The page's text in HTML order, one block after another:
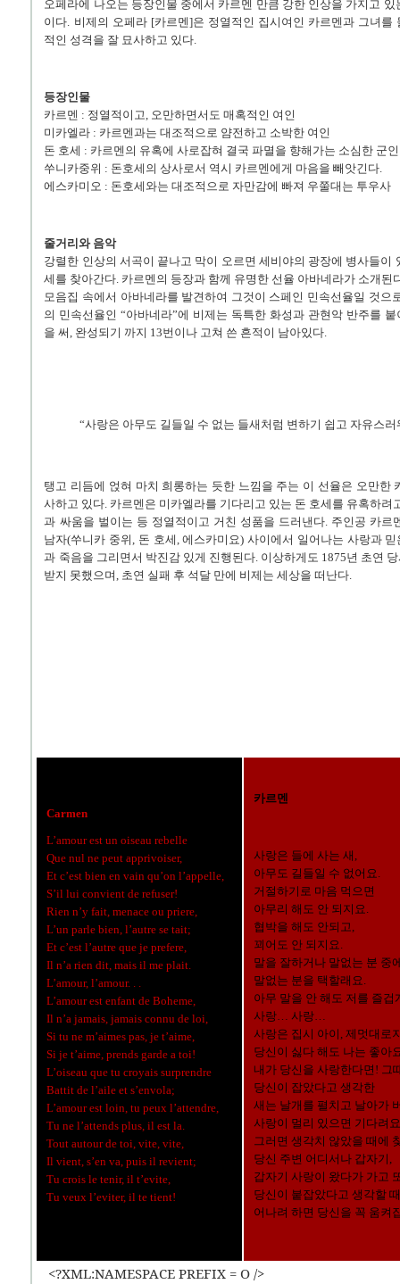
오페라에 나오는 등장인물 중에서 카르멘 만큼 강한 인상을 가지고 있
이다. 비제의 오페라 [카르멘]은 정열적인 집시여인 카르멘과 그녀를
적인 성격을 잘 묘사하고 있다.
등장인물
카르멘 : 정열적이고, 오만하면서도 매혹적인 여인
미카엘라 : 카르멘과는 대조적으로 얌전하고 소박한 여인
돈 호세 : 카르멘의 유혹에 사로잡혀 결국 파멸을 향해가는 소심한 군
쑤니카중위 : 돈호세의 상사로서 역시 카르멘에게 마음을 빼앗긴다.
에스카미오 : 돈호세와는 대조적으로 자만감에 빠져 우쭐대는 투우사
줄거리와 음악
강렬한 인상의 서곡이 끝나고 막이 오르면 세비야의 광장에 병사들이
세를 찾아간다. 카르멘의 등장과 함께 유명한 선율 아바네라가 소개된
모음집 속에서 아바네라를 발견하여 그것이 스페인 민속선율일 것으
의 민속선율인 “아바네라”에 비제는 독특한 화성과 관현악 반주를
을 써, 완성되기 까지 13번이나 고쳐 쓴 흔적이 남아있다.
“사랑은 아무도 길들일 수 없는 들새처럼 변하기 쉽고 자유스
탱고 리듬에 얹혀 마치 희롱하는 듯한 느낌을 주는 이 선율은 오만한
사하고 있다. 카르멘은 미카엘라를 기다리고 있는 돈 호세를 유혹하려
과 싸움을 벌이는 등 정열적이고 거친 성품을 드러낸다. 주인공 카르
남자(쑤니카 중위, 돈 호세, 에스카미요) 사이에서 일어나는 사랑과
과 죽음을 그리면서 박진감 있게 진행된다. 이상하게도 1875년 초연
받지 못했으며, 초연 실패 후 석달 만에 비제는 세상을 떠난다.
Carmen
L’amour est un oiseau rebelle
Que nul ne peut apprivoiser,
Et c’est bien en vain qu’on l’appelle,
S’il lui convient de refuser!
Rien n’y fait, menace ou priere,
L’un parle bien, l’autre se tait;
Et c’est l’autre que je prefere,
Il n’a rien dit, mais il me plait.
L’amour, l’amour. . .
L’amour est enfant de Boheme,
Il n’a jamais, jamais connu de loi,
Si tu ne m’aimes pas, je t’aime,
Si je t’aime, prends garde a toi!
L’oiseau que tu croyais surprendre
Battit de l’aile et s’envola;
L’amour est loin, tu peux l’attendre,
Tu ne l’attends plus, il est la.
Tout autour de toi, vite, vite,
Il vient, s’en va, puis il revient;
Tu crois le tenir, il t’evite,
Tu veux l’eviter, il te tient!
카르멘
사랑은 들에 사는 새,
아무도 길들일 수 없어요.
거절하기로 마음 먹으면
아무리 해도 안 되지요.
협박을 해도 안되고,
꾀어도 안 되지요.
말을 잘하거나 말없는 분 중
말없는 분을 택할래요.
아무 말을 안 해도 저를 즐겁
사랑… 사랑…
사랑은 집시 아이, 제멋대로
당신이 싫다 해도 나는 좋아
내가 당신을 사랑한다면! 그
당신이 잡았다고 생각한
새는 날개를 펼치고 날아가
사랑이 멀리 있으면 기다려
그러면 생각치 않았을 때에
당신 주변 어디서나 갑자기,
갑자기 사랑이 왔다가 가고
당신이 붙잡았다고 생각할
어나려 하면 당신을 꼭 움켜
<?XML:NAMESPACE PREFIX = O />